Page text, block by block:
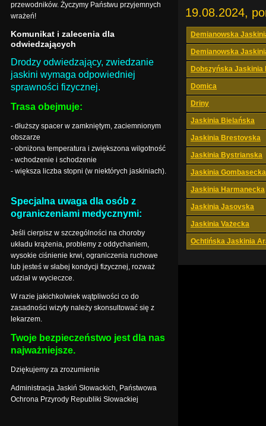
19.08.2024,
Demianowska
Demianowska
Dobszyńska Jaskinia
Domica
Driny
Jaskinia Bielańska
Jaskinia Brestovska
Jaskinia Bystrianska
Jaskinia Gombasecka
Jaskinia Harmanecka
Jaskinia Jasovska
Jaskinia Vażecka
Ochtińska Jaskinia
przewodników. Życzymy Państwu przyjemnych
wrażeń!
Komunikat i zalecenia dla
odwiedzających
Drodzy odwiedzający, zwiedzanie
jaskini wymaga odpowiedniej
sprawności fizycznej.
Trasa obejmuje:
- dłuższy spacer w zamkniętym, zaciemnionym
obszarze
- obniżona temperatura i zwiększona wilgotność
- wchodzenie i schodzenie
- większa liczba stopni (w niektórych jaskiniach).
Specjalna uwaga dla osób z
ograniczeniami medycznymi:
Jeśli cierpisz w szczególności na choroby
układu krążenia, problemy z oddychaniem,
wysokie ciśnienie krwi, ograniczenia ruchowe
lub jesteś w słabej kondycji fizycznej, rozważ
udział w wycieczce.
W razie jakichkolwiek wątpliwości co do
zasadności wizyty należy skonsultować się z
lekarzem.
Twoje bezpieczeństwo jest dla nas
najważniejsze.
Dziękujemy za zrozumienie
Administracja Jaskiń Słowackich, Państwowa
Ochrona Przyrody Republiki Słowackiej